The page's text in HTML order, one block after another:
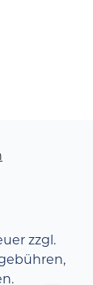
zzgl.